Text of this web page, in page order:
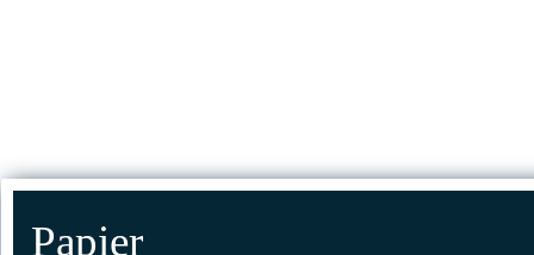
Papier